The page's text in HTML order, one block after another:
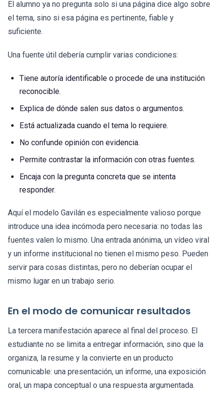
El alumno ya no pregunta solo si una página dice algo sobre
el tema, sino si esa página es pertinente, fiable y
suficiente.
Una fuente útil debería cumplir varias condiciones:
Tiene autoría identificable o procede de una institución
reconocible.
Explica de dónde salen sus datos o argumentos.
Está actualizada cuando el tema lo requiere.
No confunde opinión con evidencia.
Permite contrastar la información con otras fuentes.
Encaja con la pregunta concreta que se intenta
responder.
Aquí el modelo Gavilán es especialmente valioso porque
introduce una idea incómoda pero necesaria: no todas las
fuentes valen lo mismo. Una entrada anónima, un vídeo viral
y un informe institucional no tienen el mismo peso. Pueden
servir para cosas distintas, pero no deberían ocupar el
mismo lugar en un trabajo serio.
En el modo de comunicar resultados
La tercera manifestación aparece al final del proceso. El
estudiante no se limita a entregar información, sino que la
organiza, la resume y la convierte en un producto
comunicable: una presentación, un informe, una exposición
oral, un mapa conceptual o una respuesta argumentada.